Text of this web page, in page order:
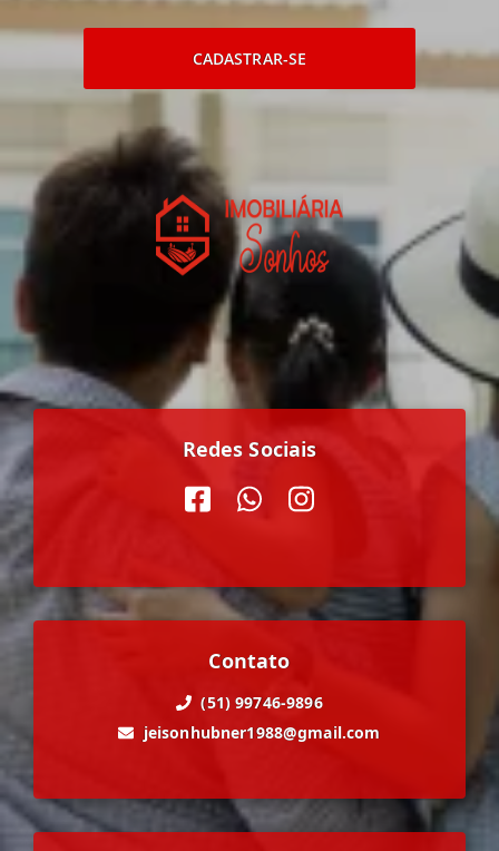
CADASTRAR-SE
Redes Sociais
Contato
(51) 99746-9896
jeisonhubner1988@gmail.com